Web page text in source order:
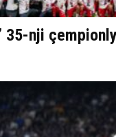
35-nji